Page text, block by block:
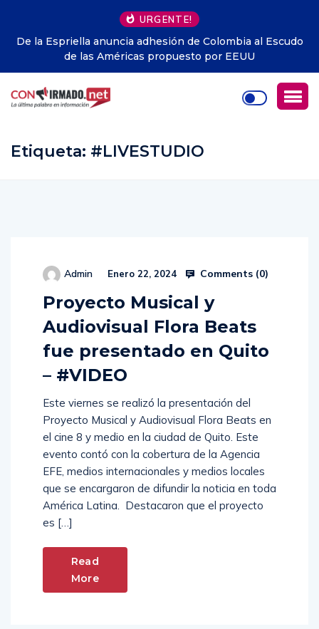
URGENTE!
al Escudo
Jorge Drexler y “El pianista del gueto de
canción contra el olvido que vuelve a interpelar
Etiqueta: #LIVESTUDIO
Admin Enero 22, 2024 Comments (0)
Proyecto Musical y
Audiovisual Flora Beats
fue presentado en Quito
– #VIDEO
Este viernes se realizó la presentación del
Proyecto Musical y Audiovisual Flora Beats en
el cine 8 y medio en la ciudad de Quito. Este
evento contó con la cobertura de la Agencia
EFE, medios internacionales y medios locales
que se encargaron de difundir la noticia en toda
América Latina. Destacaron que el proyecto
es […]
Read
More